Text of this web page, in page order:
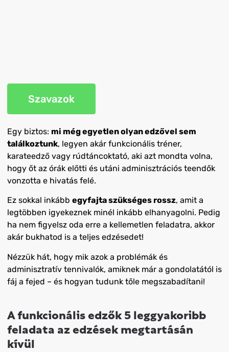
Szavazok
Egy biztos: mi még egyetlen olyan edzővel sem
találkoztunk, legyen akár funkcionális tréner,
karateedző vagy rúdtáncoktató, aki azt mondta volna,
hogy őt az órák előtti és utáni adminisztrációs teendők
vonzotta e hivatás felé.
Ez sokkal inkább egyfajta szükséges rossz, amit a
legtöbben igyekeznek minél inkább elhanyagolni. Pedig
ha nem figyelsz oda erre a kellemetlen feladatra, akkor
akár bukhatod is a teljes edzésedet!
Nézzük hát, hogy mik azok a problémák és
adminisztratív tennivalók, amiknek már a gondolatától is
fáj a fejed – és hogyan tudunk tőle megszabadítani!
A funkcionális edzők 5 leggyakoribb
feladata az edzések megtartásán
kívül